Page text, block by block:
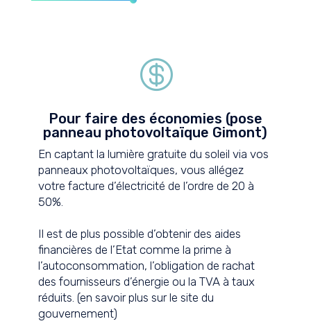

Pour faire des économies (pose
panneau photovoltaïque Gimont)
En captant la lumière gratuite du soleil via vos
panneaux photovoltaïques, vous allégez
votre facture d’électricité de l’ordre de 20 à
50%.
Il est de plus possible d’obtenir des aides
financières de l’Etat comme la prime à
l’autoconsommation, l’obligation de rachat
des fournisseurs d’énergie ou la TVA à taux
réduits. (en savoir plus sur le site du
gouvernement)